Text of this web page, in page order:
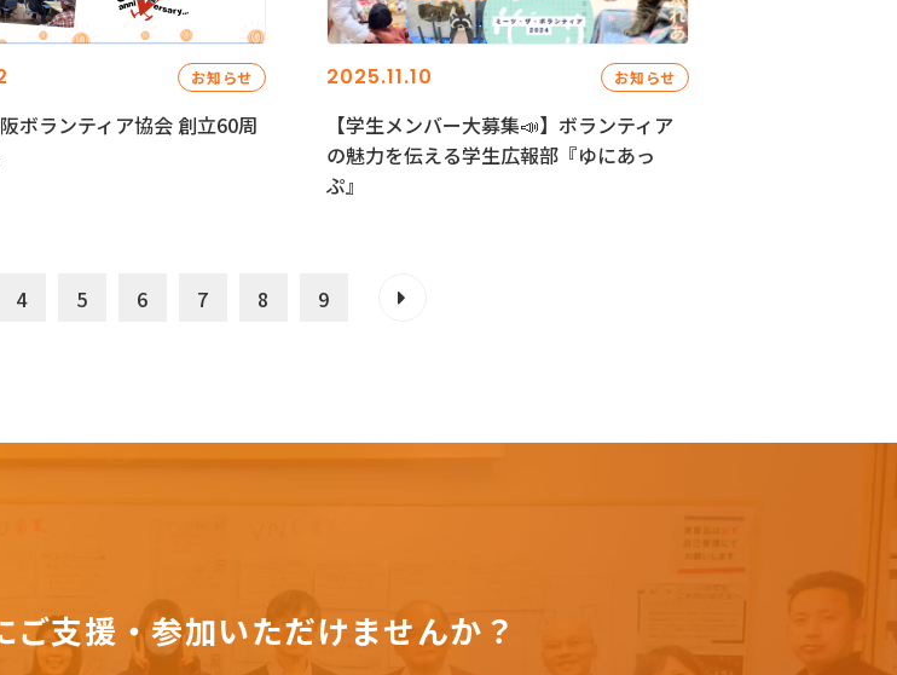
お知らせ
阪ボランティア協会 創立60周
2025.11.10 お知らせ
【学生メンバー大募集📣】ボランティア
の魅力を伝える学生広報部『ゆにあっ
ぷ』
4 5 6 7 8 9
ご支援・参加いただけませんか？